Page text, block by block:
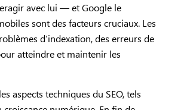
avec lui — et Google le
sont des facteurs cruciaux. Les
d’indexation, des erreurs de
atteindre et maintenir les
aspects techniques du SEO, tels